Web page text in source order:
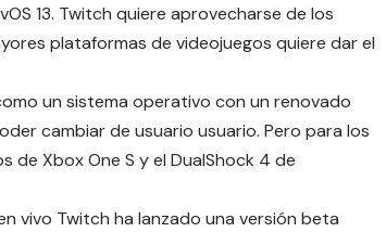
13. Twitch quiere aprovecharse de los
plataformas de videojuegos quiere dar el
un sistema operativo con un renovado
cambiar de usuario usuario. Pero para los
de Xbox One S y el DualShock 4 de
vivo Twitch ha lanzado una versión beta